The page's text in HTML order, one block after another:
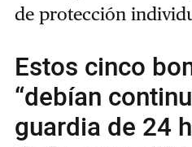
de protección
Estos cinco
“debían
guardia de 24